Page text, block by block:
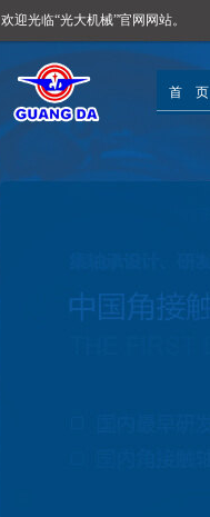
欢迎光临“光大机械”官网网站。
首 页